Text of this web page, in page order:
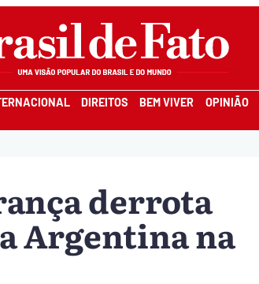
DIREITOS BEM VIVER OPINIÃO
derrota
Argentina na